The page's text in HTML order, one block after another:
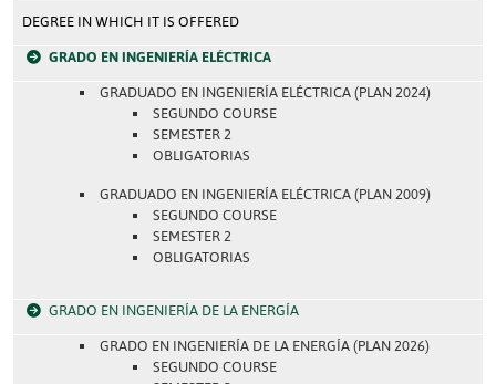
DEGREE IN WHICH IT IS OFFERED
GRADO EN INGENIERÍA ELÉCTRICA
GRADUADO EN INGENIERÍA ELÉCTRICA (PLAN 2024)
SEGUNDO COURSE
SEMESTER 2
OBLIGATORIAS
GRADUADO EN INGENIERÍA ELÉCTRICA (PLAN 2009)
SEGUNDO COURSE
SEMESTER 2
OBLIGATORIAS
GRADO EN INGENIERÍA DE LA ENERGÍA
GRADO EN INGENIERÍA DE LA ENERGÍA (PLAN 2026)
SEGUNDO COURSE